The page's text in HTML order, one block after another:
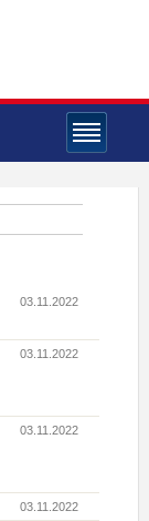
03.11.2022
03.11.2022
03.11.2022
03.11.2022